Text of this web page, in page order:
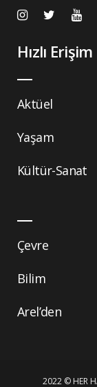
Hızlı Erişim
Aktüel
Yaşam
Kültür-Sanat
Çevre
Bilim
Arel’den
2022 © HER